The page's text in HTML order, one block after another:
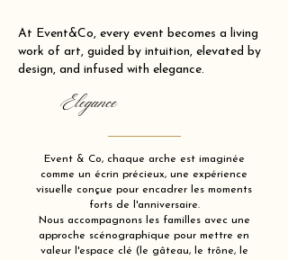
At Event&Co, every event becomes a living
work of art, guided by intuition, elevated by
design, and infused with elegance.
Elegance
Event & Co, chaque arche est imaginée
comme un écrin précieux, une expérience
visuelle conçue pour encadrer les moments
forts de l'anniversaire.
Nous accompagnons les familles avec une
approche scénographique pour mettre en
valeur l'espace clé (le gâteau, le trône, le